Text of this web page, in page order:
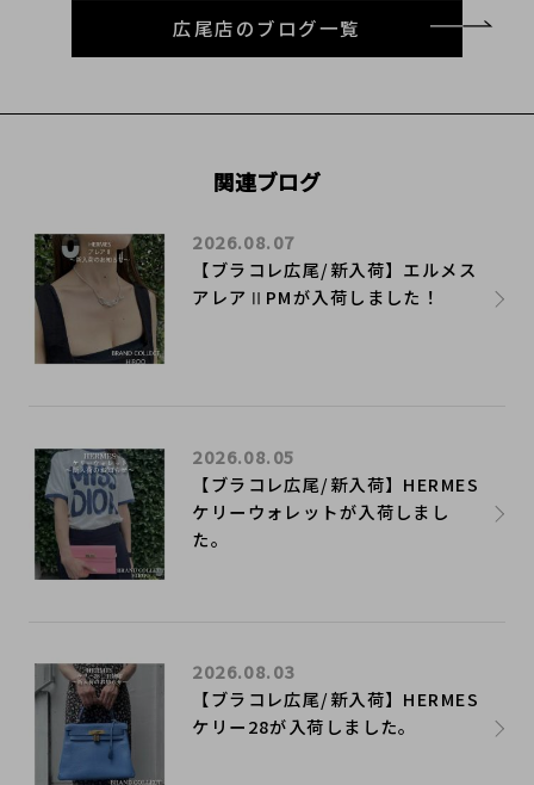
広尾店のブログ一覧
関連ブログ
【ブラコレ広尾/新入荷】エルメス
アレアⅡPMが入荷しました！
2026.08.07
【ブラコレ広尾/新入荷】HERMES
ケリーウォレットが入荷しまし
た。
2026.08.05
【ブラコレ広尾/新入荷】HERMES
ケリー28が入荷しました。
2026.08.03